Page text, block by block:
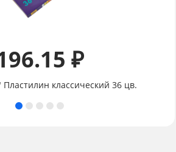
₽
классический 36 цв.